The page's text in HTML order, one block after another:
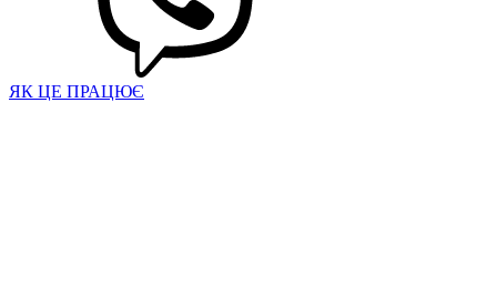
ЯК ЦЕ ПРАЦЮЄ